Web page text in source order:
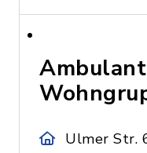
Ulmer Str.